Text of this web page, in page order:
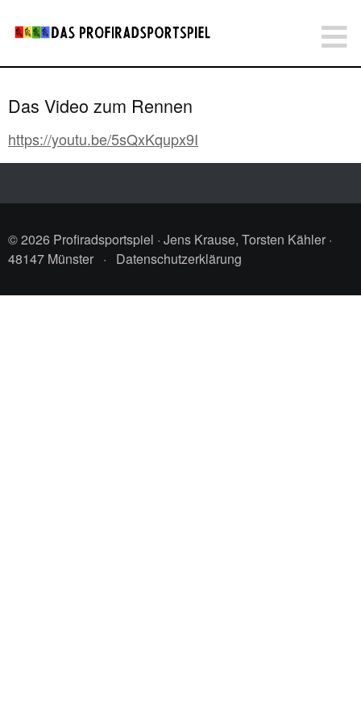
Das Video zum Rennen
https://youtu.be/5sQxKqupx9I
© 2026 Profiradsportspiel · Jens Krause, Torsten Kähler ·
48147 Münster · Datenschutzerklärung